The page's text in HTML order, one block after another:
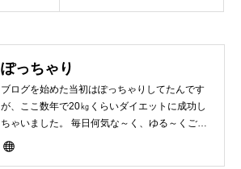
ぽっちゃり
ブログを始めた当初はぽっちゃりしてたんです
が、ここ数年で20㎏くらいダイエットに成功し
ちゃいました。 毎日何気な～く、ゆる～くご飯
作ってますんで、ゆる～い感じで見て頂けたら